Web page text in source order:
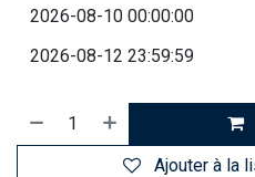
Ajouter à la